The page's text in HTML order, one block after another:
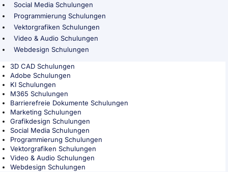
Social Media Schulungen
Programmierung Schulungen
Vektorgrafiken Schulungen
Video & Audio Schulungen
Webdesign Schulungen
3D CAD Schulungen
Adobe Schulungen
KI Schulungen
M365 Schulungen
Barrierefreie Dokumente Schulungen
Marketing Schulungen
Grafikdesign Schulungen
Social Media Schulungen
Programmierung Schulungen
Vektorgrafiken Schulungen
Video & Audio Schulungen
Webdesign Schulungen